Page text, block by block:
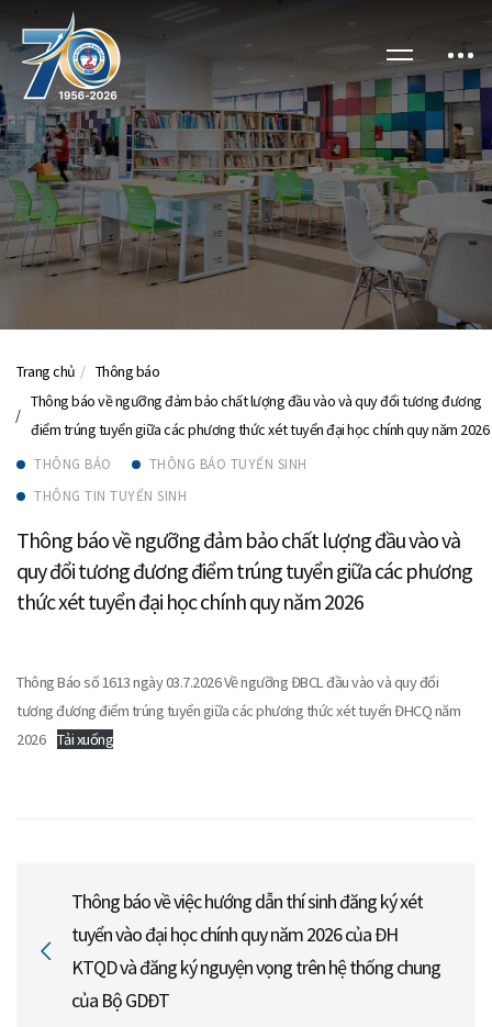
Trang chủ
Thông báo
Thông báo về ngưỡng đảm bảo chất lượng đầu vào và quy đổi tương đương
điểm trúng tuyển giữa các phương thức xét tuyển đại học chính quy năm 2026
THÔNG BÁO
THÔNG BÁO TUYỂN SINH
THÔNG TIN TUYỂN SINH
Thông báo về ngưỡng đảm bảo chất lượng đầu vào và
quy đổi tương đương điểm trúng tuyển giữa các phương
thức xét tuyển đại học chính quy năm 2026
Thông Báo số 1613 ngày 03.7.2026 Về ngưỡng ĐBCL đầu vào và quy đổi
tương đương điểm trúng tuyển giữa các phương thức xét tuyển ĐHCQ năm
2026
Tải xuống
Thông báo về việc hướng dẫn thí sinh đăng ký xét
tuyển vào đại học chính quy năm 2026 của ĐH
KTQD và đăng ký nguyện vọng trên hệ thống chung
của Bộ GDĐT